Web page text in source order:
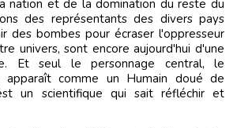
nation et de la domination du reste du
des représentants des divers pays
des bombes pour écraser l'oppresseur
univers, sont encore aujourd'hui d'une
Et seul le personnage central, le
apparaît comme un Humain doué de
un scientifique qui sait réfléchir et